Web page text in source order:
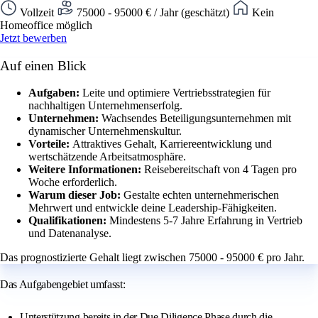
Vollzeit 75000 - 95000 € / Jahr (geschätzt)
Kein
Homeoffice möglich
Jetzt bewerben
Auf einen Blick
Aufgaben: Leite und optimiere Vertriebsstrategien für
nachhaltigen Unternehmenserfolg.
Unternehmen: Wachsendes Beteiligungsunternehmen mit
dynamischer Unternehmenskultur.
Vorteile: Attraktives Gehalt, Karriereentwicklung und
wertschätzende Arbeitsatmosphäre.
Weitere Informationen: Reisebereitschaft von 4 Tagen pro
Woche erforderlich.
Warum dieser Job: Gestalte echten unternehmerischen
Mehrwert und entwickle deine Leadership-Fähigkeiten.
Qualifikationen: Mindestens 5-7 Jahre Erfahrung in Vertrieb
und Datenanalyse.
Das prognostizierte Gehalt liegt zwischen 75000 - 95000 € pro Jahr.
Das Aufgabengebiet umfasst: